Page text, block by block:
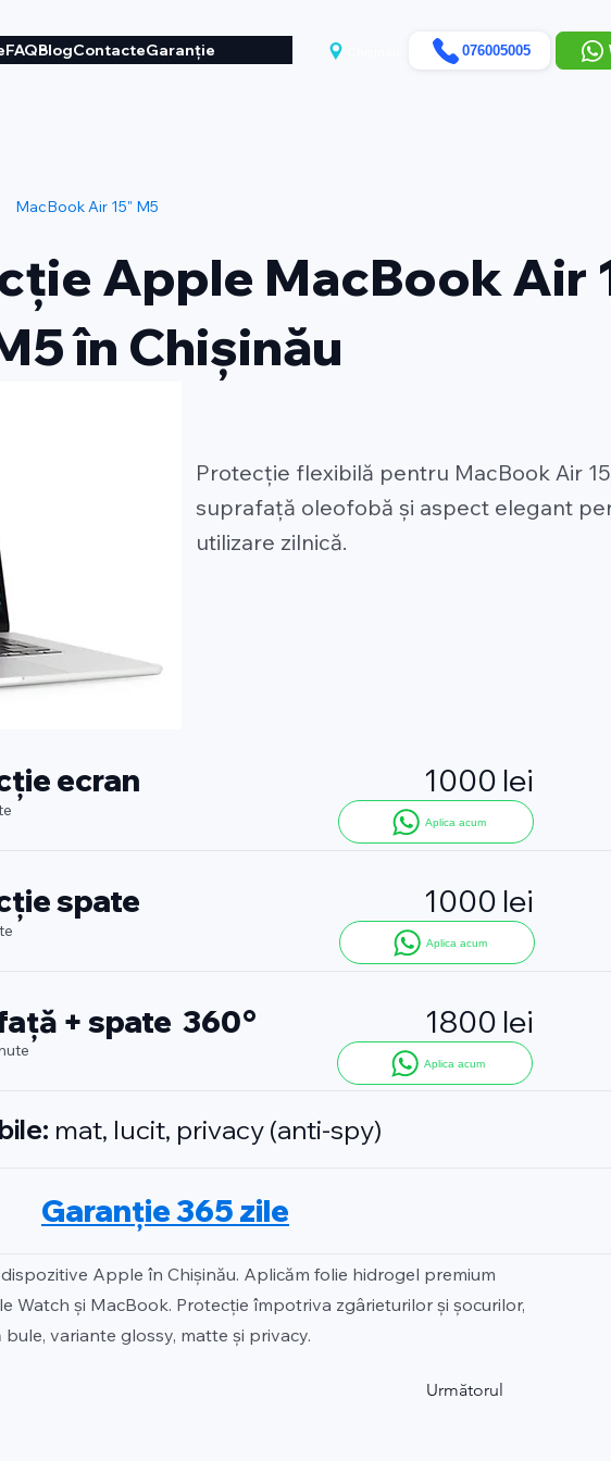
FAQBlogContacteGaranție 076005005
MacBook Air 15" M5
Apple MacBook Air
în Chișinău
Protecție flexibilă pentru MacBook Air
suprafață oleofobă și aspect elegant
utilizare zilnică.
1000 lei
ecran
Aplica acum
1000 lei
spate
Aplica acum
+ spate 360°
Aplica acum
1800 lei
mat, lucit, privacy (anti-spy)
Garanție 365 zile
Apple în Chișinău. Aplicăm folie hidrogel premium
Watch și MacBook. Protecție împotriva zgârieturilor și șocurilor,
variante glossy, matte și privacy.
Următorul